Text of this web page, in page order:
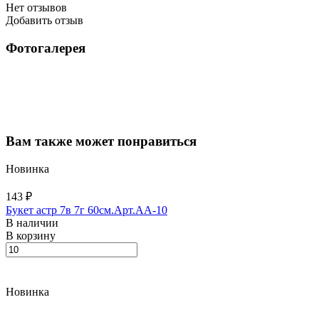
Нет отзывов
Добавить отзыв
Фотогалерея
Вам также может понравиться
Новинка
143 ₽
Букет астр 7в 7г 60см.Арт.AA-10
В наличии
В корзину
Новинка